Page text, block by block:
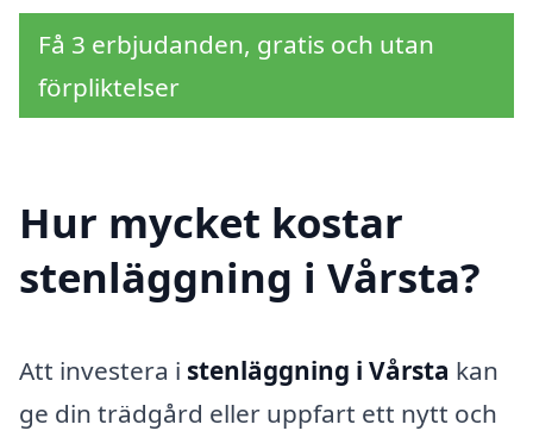
Få 3 erbjudanden, gratis och utan
förpliktelser
Hur mycket kostar
stenläggning i Vårsta?
Att investera i stenläggning i Vårsta kan
ge din trädgård eller uppfart ett nytt och